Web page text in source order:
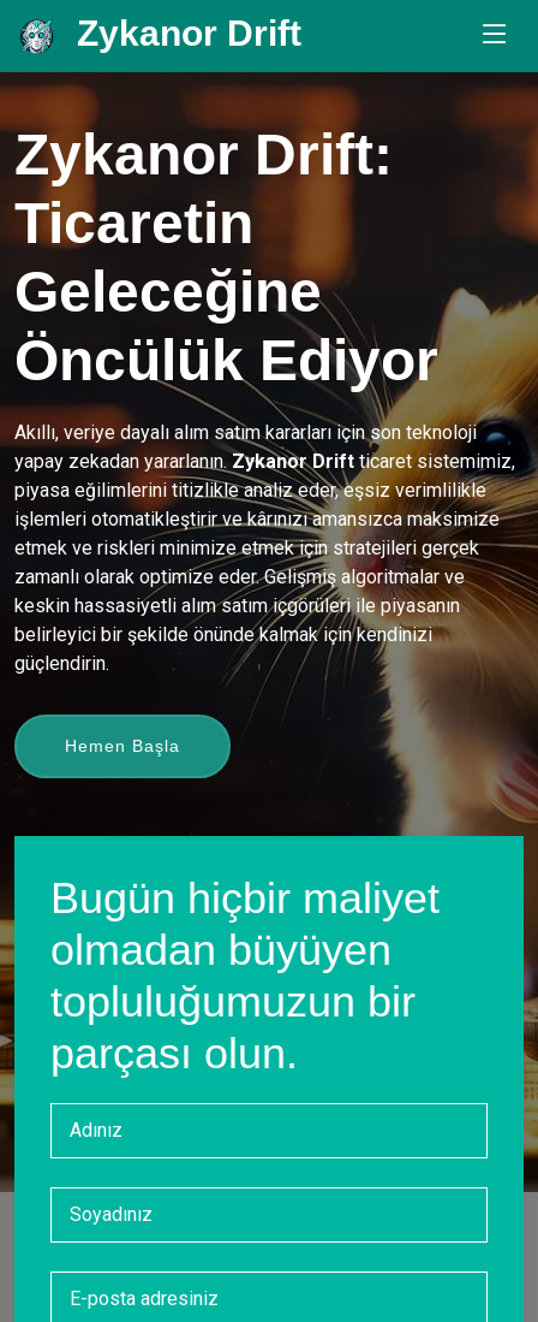
Zykanor Drift
Zykanor Drift:
Ticaretin
Geleceğine
Öncülük Ediyor
Akıllı, veriye dayalı alım satım kararları için son teknoloji
yapay zekadan yararlanın.Zykanor Drift ticaret sistemimiz,
piyasa eğilimlerini titizlikle analiz eder, eşsiz verimlilikle
işlemleri otomatikleştirir ve kârınızı amansızca maksimize
etmek ve riskleri minimize etmek için stratejileri gerçek
zamanlı olarak optimize eder. Gelişmiş algoritmalar ve
keskin hassasiyetli alım satım içgörüleri ile piyasanın
belirleyici bir şekilde önünde kalmak için kendinizi
güçlendirin.
Hemen Başla
Bugün hiçbir maliyet
olmadan büyüyen
topluluğumuzun bir
parçası olun.